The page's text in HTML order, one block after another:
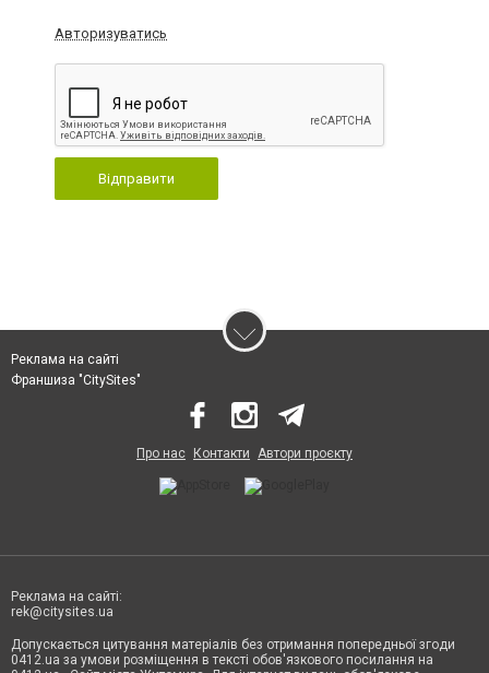
Авторизуватись
Відправити
Реклама на сайті
Франшиза "CitySites"
Про нас Контакти Автори проєкту
Реклама на сайті:
rek@citysites.ua
Допускається цитування матеріалів без отримання попередньої згоди
0412.ua за умови розміщення в тексті обов'язкового посилання на